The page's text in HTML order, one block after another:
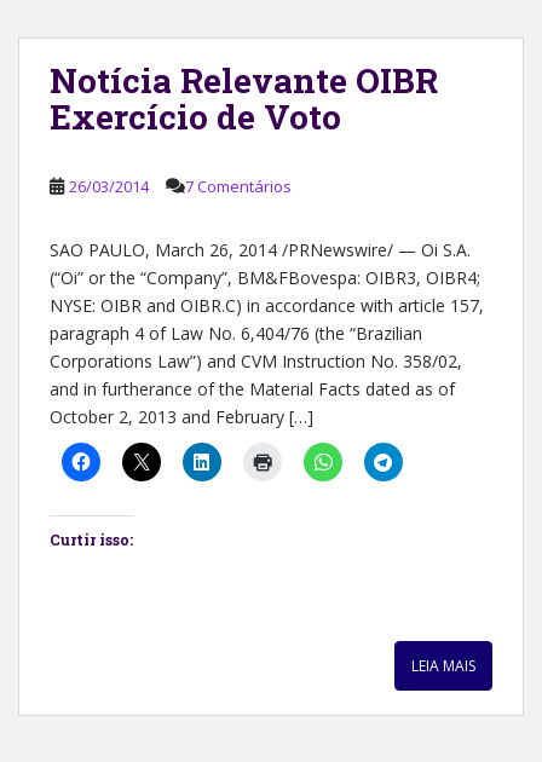
Notícia Relevante OIBR
Exercício de Voto
26/03/2014 7 Comentários
SAO PAULO, March 26, 2014 /PRNewswire/ — Oi S.A.
(“Oi” or the “Company”, BM&FBovespa: OIBR3, OIBR4;
NYSE: OIBR and OIBR.C) in accordance with article 157,
paragraph 4 of Law No. 6,404/76 (the “Brazilian
Corporations Law”) and CVM Instruction No. 358/02,
and in furtherance of the Material Facts dated as of
October 2, 2013 and February […]
Curtir isso:
LEIA MAIS